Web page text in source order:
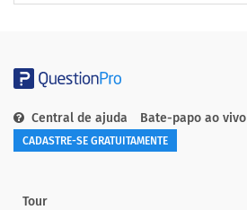
Central de ajuda Bate-papo ao vivo
CADASTRE-SE GRATUITAMENTE
Tour